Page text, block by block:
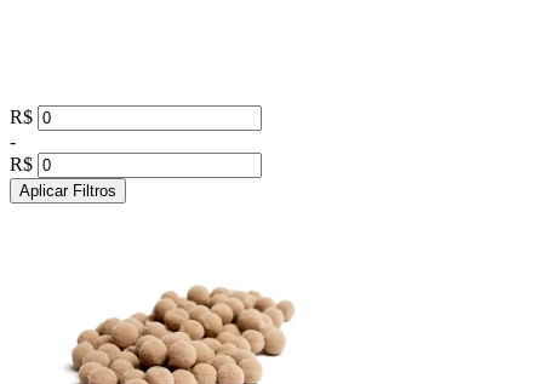
R$
-
R$
Aplicar Filtros